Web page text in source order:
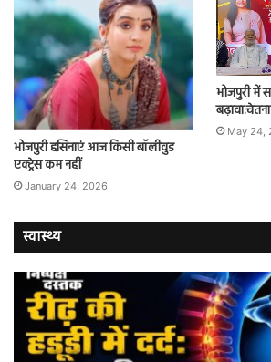
भोजपुरी हसिनाएं आज किसी बॉलीवुड
एक्ट्रेस कम नहीं
January 24, 2026
भोजपुरी में
बढ़ावा:चेतना
May 24,
स्वास्थ्य